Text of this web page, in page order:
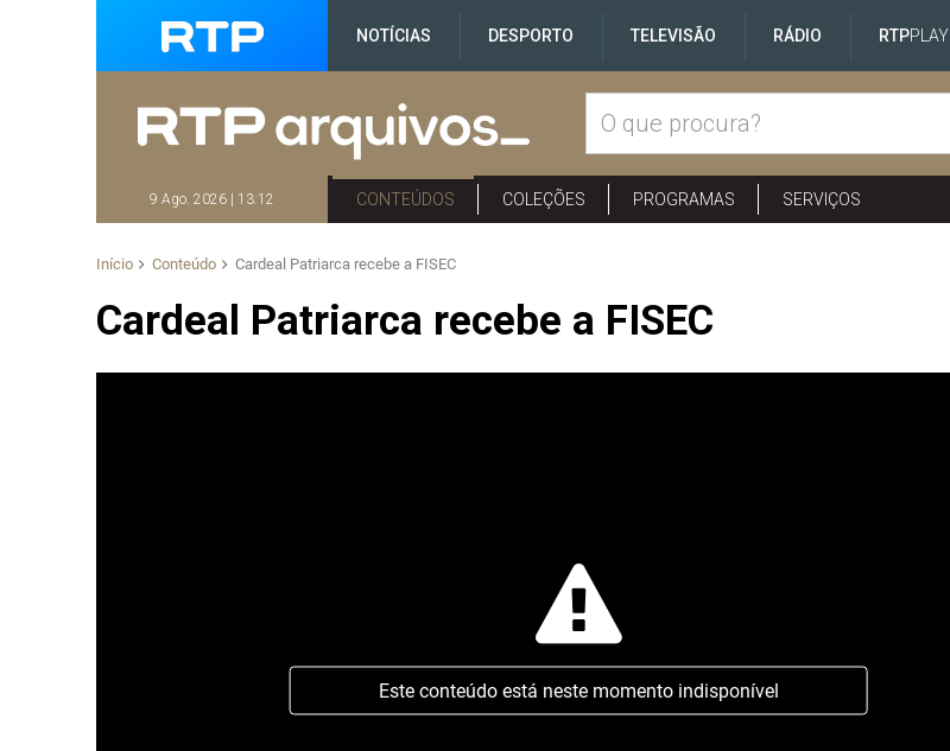
NOTÍCIAS DESPORTO TELEVISÃO RÁDIO RTPPLAY
9 Ago. 2026 | 13:12 CONTEÚDOS COLEÇÕES PROGRAMAS SERVIÇOS
Início Conteúdo Cardeal Patriarca recebe a FISEC
Cardeal Patriarca recebe a FISEC
Este conteúdo está neste momento indisponível